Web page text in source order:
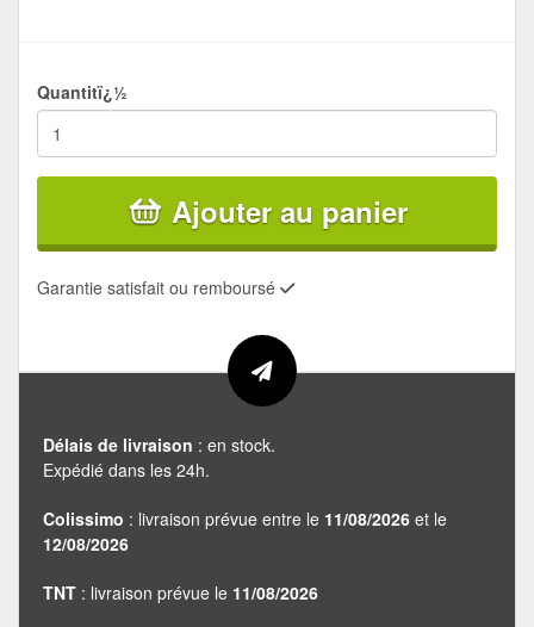
Quantitï¿½
Ajouter au panier
Garantie satisfait ou remboursé
Délais de livraison : en stock.
Expédié dans les 24h.
Colissimo : livraison prévue entre le 11/08/2026 et le
12/08/2026
TNT : livraison prévue le 11/08/2026